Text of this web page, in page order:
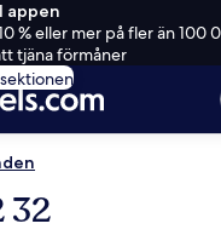
appen
% eller mer på fler än 100
tjäna förmåner
32